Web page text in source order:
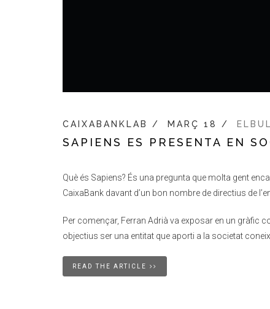
CAIXABANKLAB / MARÇ 18 /
SAPIENS ES PRESENTA EN
Què és Sapiens? És una pregunta que molta gent
CaixaBank davant d’un bon nombre de directius de
Per començar, Ferran Adrià va exposar en un gràfic
objectius ser una entitat que aporti a la societat
READ THE ARTICLE